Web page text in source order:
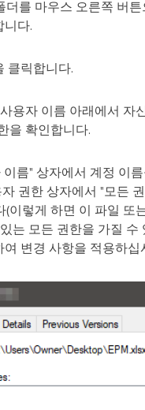
더를 마우스 오른쪽 버
니다.
클릭합니다.
용자 이름 아래에서 자
을 확인합니다.
름" 상자에서 계정 이름
권한 상자에서 "모든
(이렇게 하면 이 파일 또
는 모든 권한을 가질 수
여 변경 사항을 적용하십